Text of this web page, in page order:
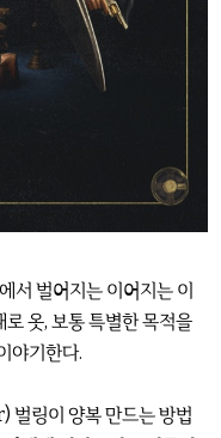
서 벌어지는 이어지는 이
옷, 보통 특별한 목적을
야기한다.
벌링이 양복 만드는 방법